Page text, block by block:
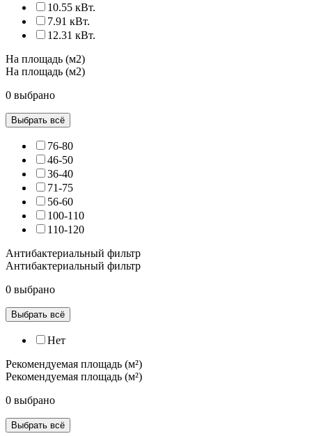
10.55 кВт.
7.91 кВт.
12.31 кВт.
На площадь (м2)
На площадь (м2)
0 выбрано
Выбрать всё
76-80
46-50
36-40
71-75
56-60
100-110
110-120
Антибактериальный фильтр
Антибактериальный фильтр
0 выбрано
Выбрать всё
Нет
Рекомендуемая площадь (м²)
Рекомендуемая площадь (м²)
0 выбрано
Выбрать всё